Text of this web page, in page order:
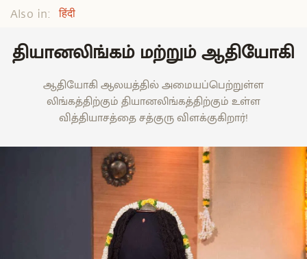
Also in: हिंदी
தியானலிங்கம் மற்றும் ஆதியோகி
ஆதியோகி ஆலயத்தில் அமையப்பெற்றுள்ள
லிங்கத்திற்கும் தியானலிங்கத்திற்கும் உள்ள
வித்தியாசத்தை சத்குரு விளக்குகிறார்!